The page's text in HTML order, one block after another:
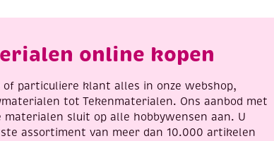
online kopen
of particuliere klant alles in onze webshop,
tot Tekenmaterialen. Ons aanbod met
materialen sluit op alle hobbywensen aan. U
assortiment van meer dan 10.000 artikelen